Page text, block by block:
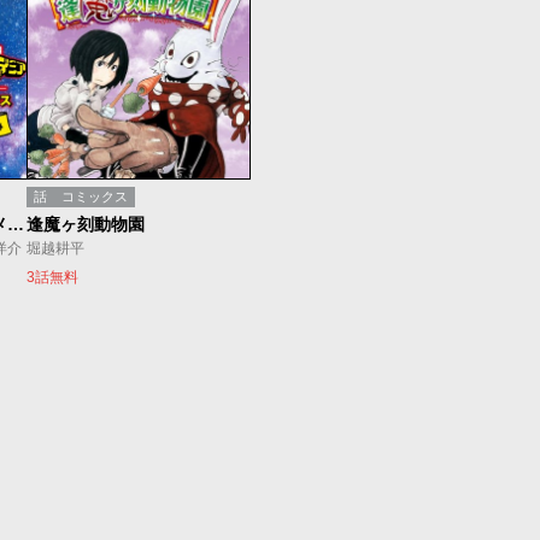
【試し読み】劇場版アニメコミックス「僕のヒーローアカデミア THE MOVIE 〜2人の英雄〜」
介
話 コミックス
逢魔ヶ刻動物園
堀越耕平
3話無料